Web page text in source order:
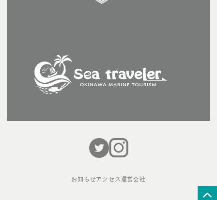
お知らせアクセス運営会社